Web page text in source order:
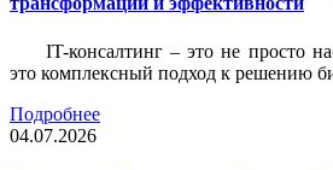
IT-консалтинг – это не просто
это комплексный подход к решению
Подробнее
04.07.2026